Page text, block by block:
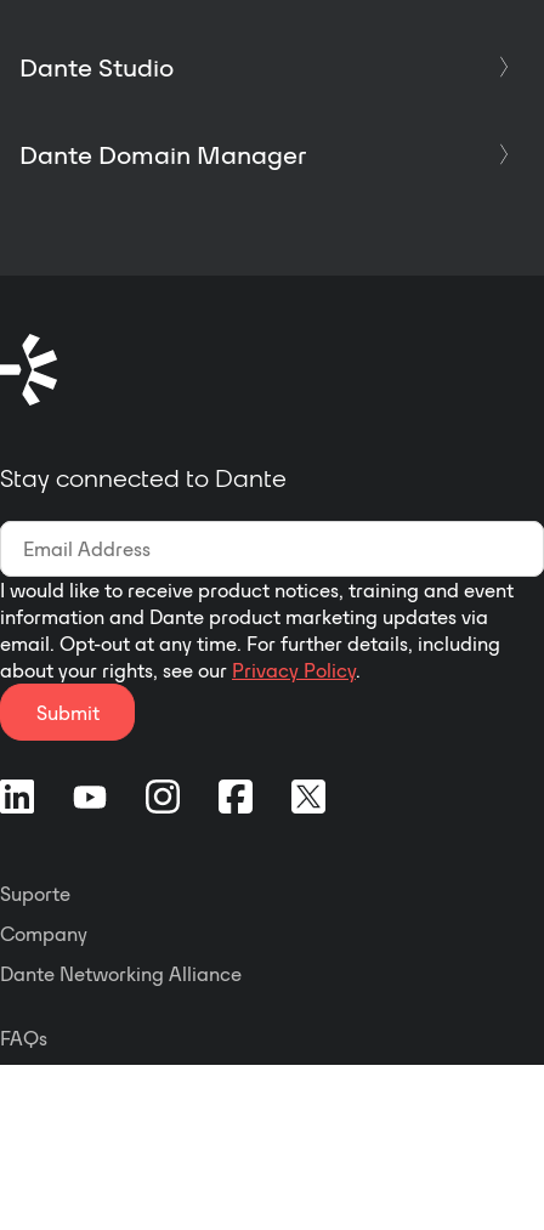
Dante Studio
Dante Domain Manager
Stay connected to Dante
I would like to receive product notices, training and event
information and Dante product marketing updates via
email. Opt-out at any time. For further details, including
about your rights, see our Privacy Policy.
Submit
Suporte
Company
Dante Networking Alliance
FAQs